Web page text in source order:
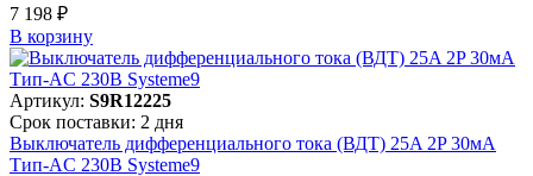
7 198 ₽
В корзинy
Артикул: S9R12225
Срок поставки: 2 дня
Выключатель дифференциального тока (ВДТ) 25A 2P 30мА
Тип-AC 230В Systeme9